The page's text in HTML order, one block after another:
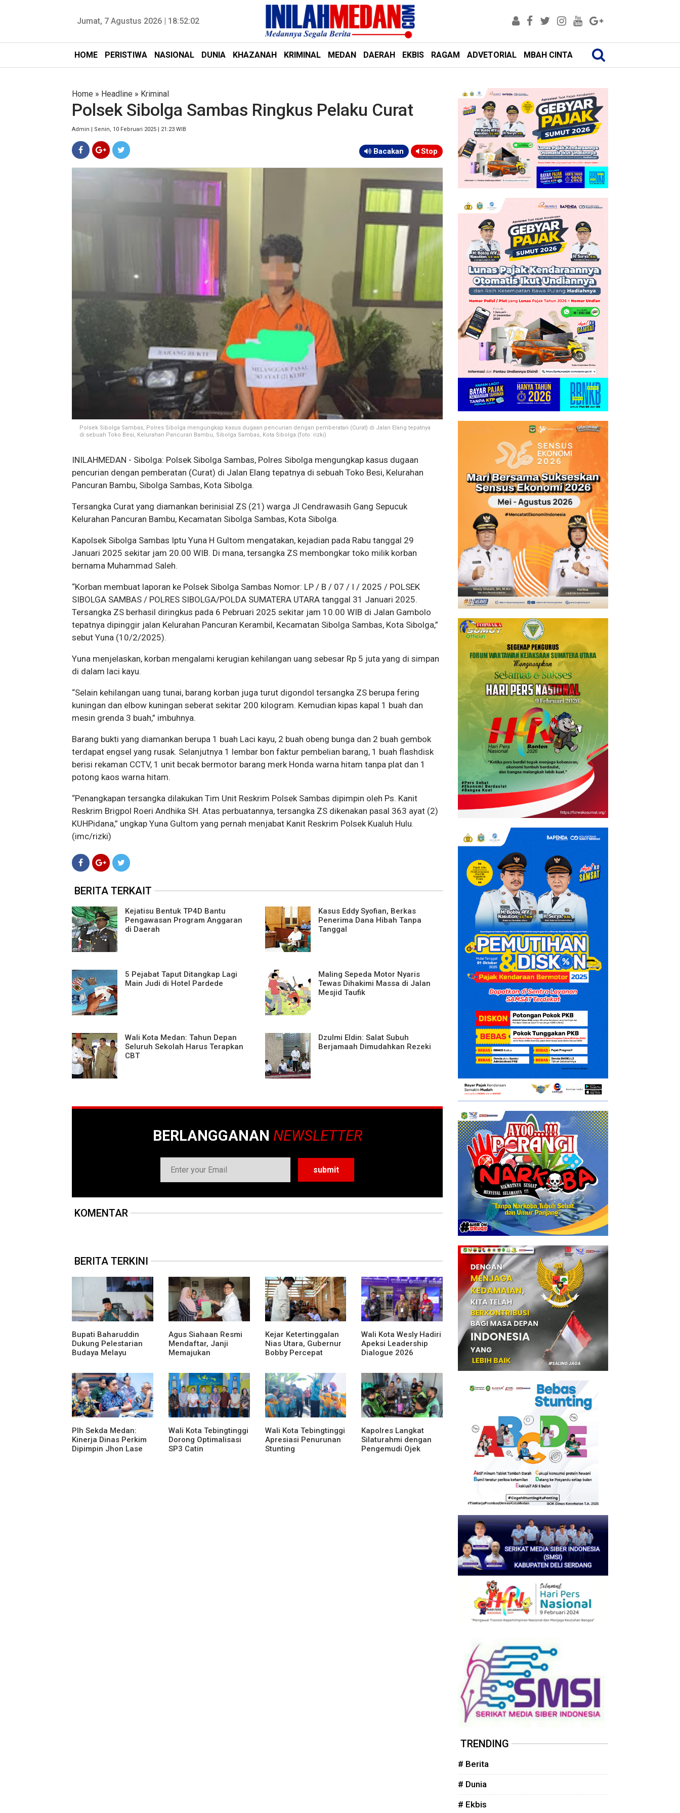
Jumat, 7 Agustus 2026 | 18:52:03
HOME PERISTIWA NASIONAL DUNIA KHAZANAH KRIMINAL MEDAN DAERAH EKBIS RAGAM ADVETORIAL MBAH CINTA
Home » Headline » Kriminal
Polsek Sibolga Sambas Ringkus Pelaku Curat
Admin | Senin, 10 Februari 2025 | 21:23 WIB
Bacakan Stop
Polsek Sibolga Sambas, Polres Sibolga mengungkap kasus dugaan pencurian dengan pemberatan (Curat) di Jalan Elang tepatnya
di sebuah Toko Besi, Kelurahan Pancuran Bambu, Sibolga Sambas, Kota Sibolga.(foto: rizki)
INILAHMEDAN - Sibolga: Polsek Sibolga Sambas, Polres Sibolga mengungkap kasus dugaan
pencurian dengan pemberatan (Curat) di Jalan Elang tepatnya di sebuah Toko Besi, Kelurahan
Pancuran Bambu, Sibolga Sambas, Kota Sibolga.
Tersangka Curat yang diamankan berinisial ZS (21) warga Jl Cendrawasih Gang Sepucuk
Kelurahan Pancuran Bambu, Kecamatan Sibolga Sambas, Kota Sibolga.
Kapolsek Sibolga Sambas Iptu Yuna H Gultom mengatakan, kejadian pada Rabu tanggal 29
Januari 2025 sekitar jam 20.00 WIB. Di mana, tersangka ZS membongkar toko milik korban
bernama Muhammad Saleh.
“Korban membuat laporan ke Polsek Sibolga Sambas Nomor: LP / B / 07 / I / 2025 / POLSEK
SIBOLGA SAMBAS / POLRES SIBOLGA/POLDA SUMATERA UTARA tanggal 31 Januari 2025.
Tersangka ZS berhasil diringkus pada 6 Pebruari 2025 sekitar jam 10.00 WIB di Jalan Gambolo
tepatnya dipinggir jalan Kelurahan Pancuran Kerambil, Kecamatan Sibolga Sambas, Kota Sibolga,”
sebut Yuna (10/2/2025).
Yuna menjelaskan, korban mengalami kerugian kehilangan uang sebesar Rp 5 juta yang di simpan
di dalam laci kayu.
“Selain kehilangan uang tunai, barang korban juga turut digondol tersangka ZS berupa fering
kuningan dan elbow kuningan seberat sekitar 200 kilogram. Kemudian kipas kapal 1 buah dan
mesin grenda 3 buah,” imbuhnya.
Barang bukti yang diamankan berupa 1 buah Laci kayu, 2 buah obeng bunga dan 2 buah gembok
terdapat engsel yang rusak. Selanjutnya 1 lembar bon faktur pembelian barang, 1 buah flashdisk
berisi rekaman CCTV, 1 unit becak bermotor barang merk Honda warna hitam tanpa plat dan 1
potong kaos warna hitam.
“Penangkapan tersangka dilakukan Tim Unit Reskrim Polsek Sambas dipimpin oleh Ps. Kanit
Reskrim Brigpol Roeri Andhika SH. Atas perbuatannya, tersangka ZS dikenakan pasal 363 ayat (2)
KUHPidana,” ungkap Yuna Gultom yang pernah menjabat Kanit Reskrim Polsek Kualuh Hulu.
(imc/rizki)
BERITA TERKAIT
Kejatisu Bentuk TP4D Bantu
Pengawasan Program Anggaran
di Daerah
Kasus Eddy Syofian, Berkas
Penerima Dana Hibah Tanpa
Tanggal
5 Pejabat Taput Ditangkap Lagi
Main Judi di Hotel Pardede
Maling Sepeda Motor Nyaris
Tewas Dihakimi Massa di Jalan
Mesjid Taufik
Wali Kota Medan: Tahun Depan
Seluruh Sekolah Harus Terapkan
CBT
Dzulmi Eldin: Salat Subuh
Berjamaah Dimudahkan Rezeki
BERLANGGANAN NEWSLETTER
KOMENTAR
BERITA TERKINI
Bupati Baharuddin
Dukung Pelestarian
Budaya Melayu
Bertanjak Jilid 7
Agus Siahaan Resmi
Mendaftar, Janji
Memajukan
Karya Tulis Se-Sumut
Kejar Ketertinggalan
Nias Utara, Gubernur
Bobby Percepat
Gedung SMPN 4 Sitoli
Ori
Wali Kota Wesly Hadiri
Apeksi Leadership
Dialogue 2026
Transformasi Digital
Plh Sekda Medan:
Kinerja Dinas Perkim
Dipimpin Jhon Lase
Wali Kota Tebingtinggi
Dorong Optimalisasi
SP3 Catin
Wali Kota Tebingtinggi
Apresiasi Penurunan
Stunting
Kapolres Langkat
Silaturahmi dengan
Pengemudi Ojek
TRENDING
# Berita
# Dunia
# Ekbis